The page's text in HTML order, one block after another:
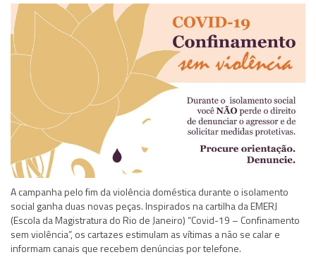
A campanha pelo fim da violência doméstica durante o isolamento
social ganha duas novas peças. Inspirados na cartilha da EMERJ
(Escola da Magistratura do Rio de Janeiro) “Covid-19 – Confinamento
sem violência”, os cartazes estimulam as vítimas a não se calar e
informam canais que recebem denúncias por telefone.